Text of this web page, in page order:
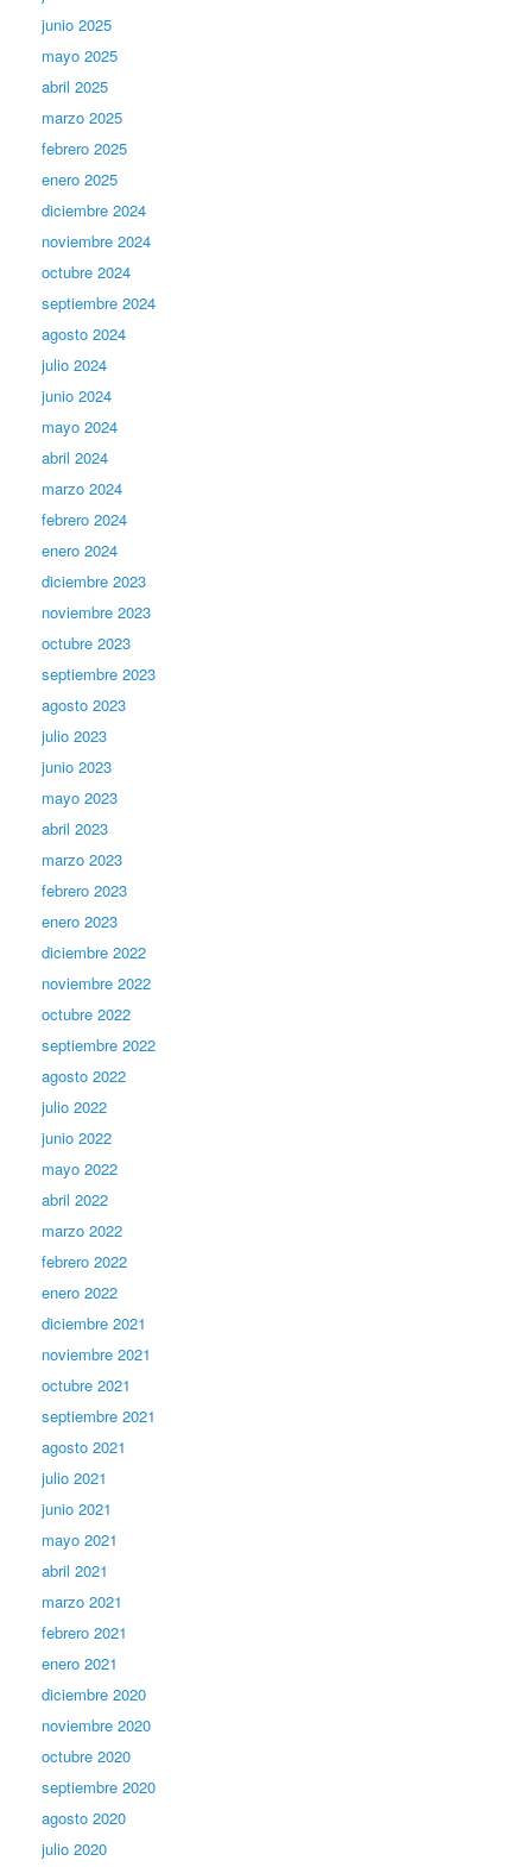
junio 2025
mayo 2025
abril 2025
marzo 2025
febrero 2025
enero 2025
diciembre 2024
noviembre 2024
octubre 2024
septiembre 2024
agosto 2024
julio 2024
junio 2024
mayo 2024
abril 2024
marzo 2024
febrero 2024
enero 2024
diciembre 2023
noviembre 2023
octubre 2023
septiembre 2023
agosto 2023
julio 2023
junio 2023
mayo 2023
abril 2023
marzo 2023
febrero 2023
enero 2023
diciembre 2022
noviembre 2022
octubre 2022
septiembre 2022
agosto 2022
julio 2022
junio 2022
mayo 2022
abril 2022
marzo 2022
febrero 2022
enero 2022
diciembre 2021
noviembre 2021
octubre 2021
septiembre 2021
agosto 2021
julio 2021
junio 2021
mayo 2021
abril 2021
marzo 2021
febrero 2021
enero 2021
diciembre 2020
noviembre 2020
octubre 2020
septiembre 2020
agosto 2020
julio 2020